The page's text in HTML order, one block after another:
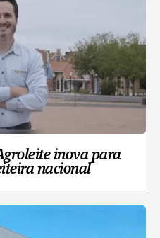
inova para
nacional